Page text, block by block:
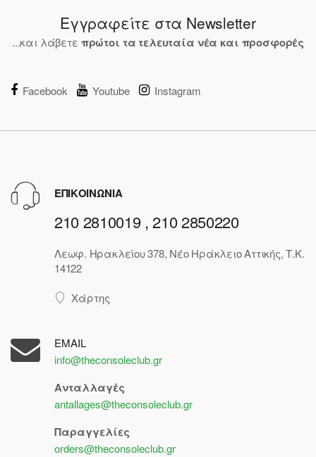
Εγγραφείτε στα Newsletter
...και λάβετε πρώτοι τα τελευταία νέα και προσφορές
Facebook Youtube Instagram
ΕΠΙΚΟΙΝΩΝΙΑ
210 2810019 , 210 2850220
Λεωφ. Ηρακλείου 378, Νέο Ηράκλειο Αττικής, Τ.Κ.
14122
Χάρτης
EMAIL
info@theconsoleclub.gr
Ανταλλαγές
antallages@theconsoleclub.gr
Παραγγελίες
orders@theconsoleclub.gr